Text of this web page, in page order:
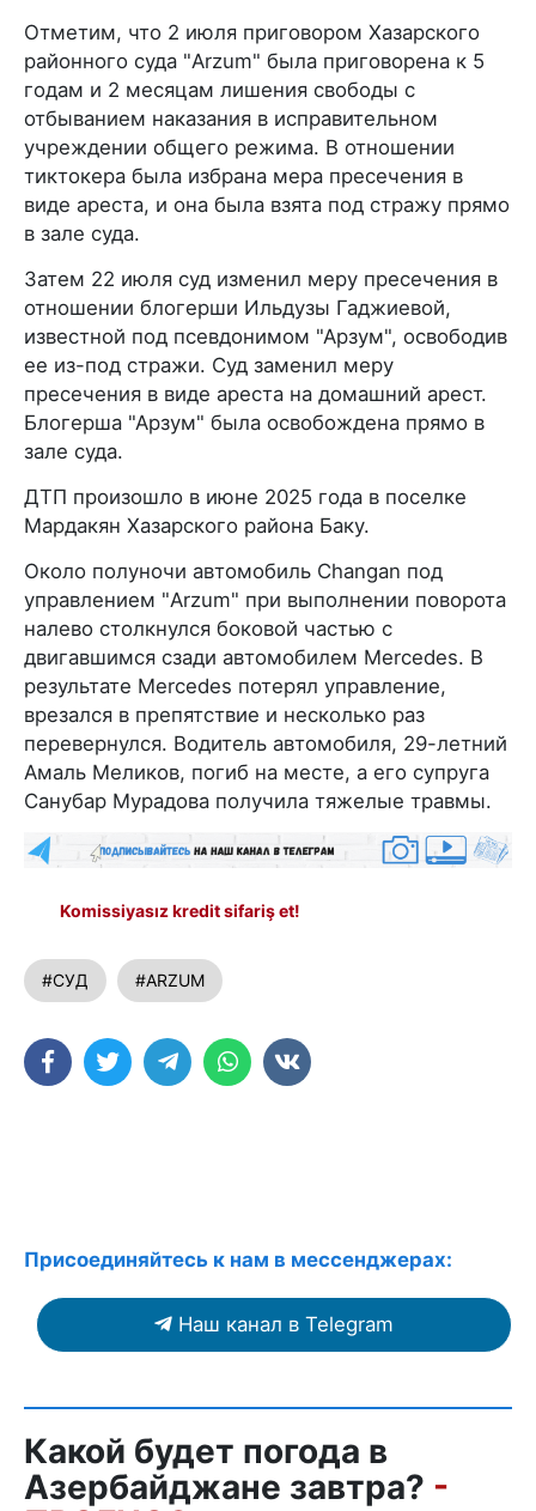
Отметим, что 2 июля приговором Хазарского
районного суда "Arzum" была приговорена к 5
годам и 2 месяцам лишения свободы с
отбыванием наказания в исправительном
учреждении общего режима. В отношении
тиктокера была избрана мера пресечения в
виде ареста, и она была взята под стражу прямо
в зале суда.
Затем 22 июля суд изменил меру пресечения в
отношении блогерши Ильдузы Гаджиевой,
известной под псевдонимом "Арзум", освободив
ее из-под стражи. Суд заменил меру
пресечения в виде ареста на домашний арест.
Блогерша "Арзум" была освобождена прямо в
зале суда.
ДТП произошло в июне 2025 года в поселке
Мардакян Хазарского района Баку.
Около полуночи автомобиль Changan под
управлением "Arzum" при выполнении поворота
налево столкнулся боковой частью с
двигавшимся сзади автомобилем Mercedes. В
результате Mercedes потерял управление,
врезался в препятствие и несколько раз
перевернулся. Водитель автомобиля, 29-летний
Амаль Меликов, погиб на месте, а его супруга
Санубар Мурадова получила тяжелые травмы.
Komissiyasız kredit sifariş et!
#СУД #ARZUM
Присоединяйтесь к нам в мессенджерах:
Наш канал в Telegram
Какой будет погода в
Азербайджане завтра? -